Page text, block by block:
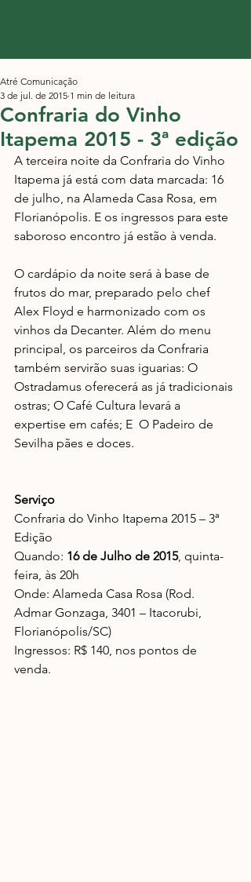
Confraria do Vinho
Itapema 2015 - 3ª edição
Atré Comunicação
3 de jul. de 2015 1 min de leitura
A terceira noite da Confraria do Vinho
Itapema já está com data marcada: 16
de julho, na Alameda Casa Rosa, em
Florianópolis. E os ingressos para este
saboroso encontro já estão à venda.
O cardápio da noite será à base de
frutos do mar, preparado pelo chef
Alex Floyd e harmonizado com os
vinhos da Decanter. Além do menu
principal, os parceiros da Confraria
também servirão suas iguarias: O
Ostradamus oferecerá as já tradicionais
ostras; O Café Cultura levará a
expertise em cafés; E  O Padeiro de
Sevilha pães e doces.
Serviço
Confraria do Vinho Itapema 2015 – 3ª
Edição
Quando: 16 de Julho de 2015, quinta-
feira, às 20h
Onde: Alameda Casa Rosa (Rod.
Admar Gonzaga, 3401 – Itacorubi,
Florianópolis/SC)
Ingressos: R$ 140, nos pontos de
venda.